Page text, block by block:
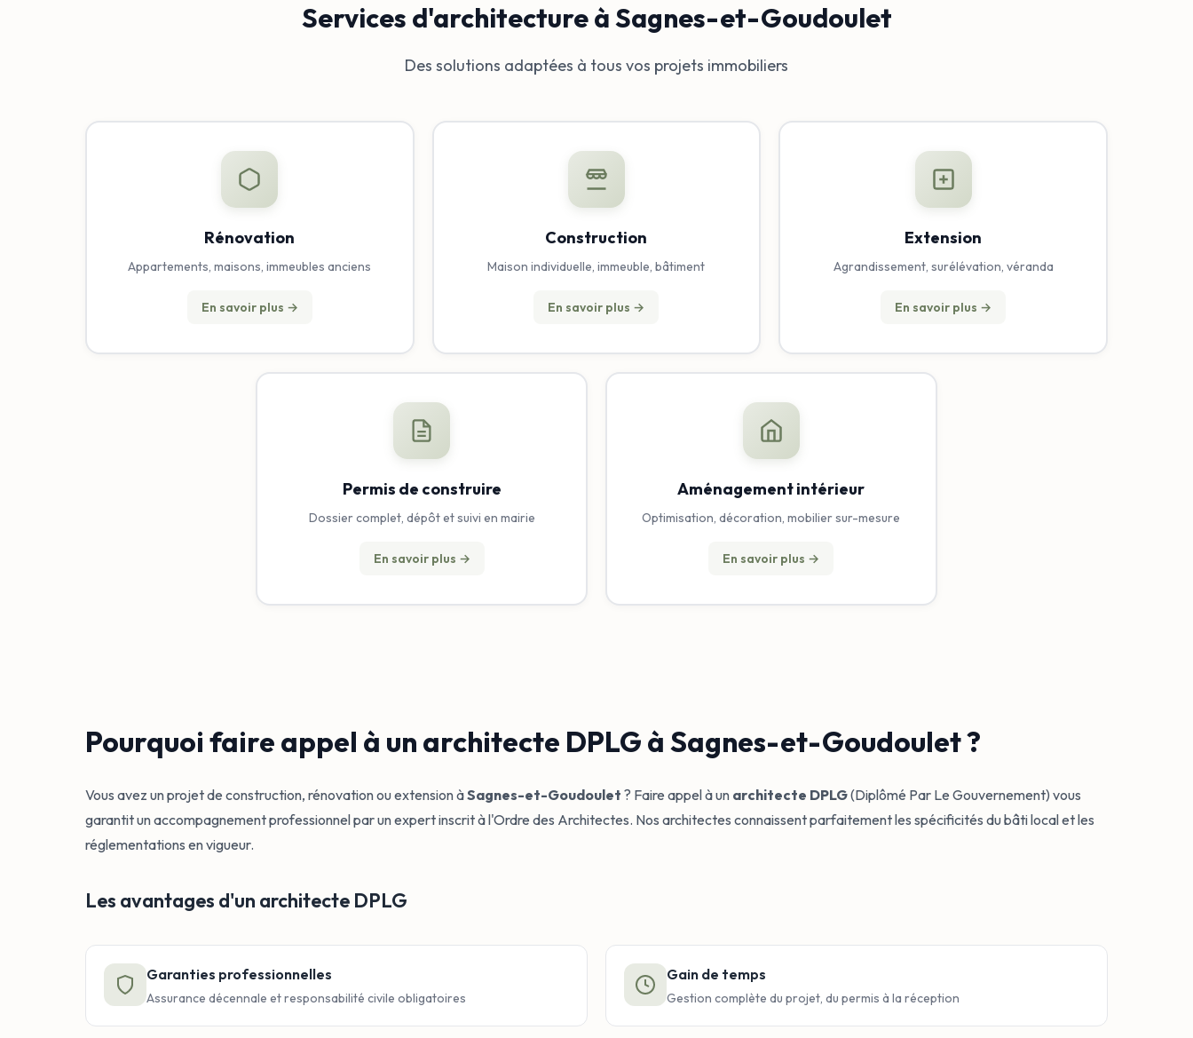
Services d'architecture à Sagnes-et-Goudoulet
Des solutions adaptées à tous vos projets immobiliers
Rénovation
Appartements, maisons, immeubles anciens
En savoir plus →
Construction
Maison individuelle, immeuble, bâtiment
En savoir plus →
Extension
Agrandissement, surélévation, véranda
En savoir plus →
Permis de construire
Dossier complet, dépôt et suivi en mairie
En savoir plus →
Aménagement intérieur
Optimisation, décoration, mobilier sur-mesure
En savoir plus →
Pourquoi faire appel à un architecte DPLG à Sagnes-et-Goudoulet ?
Vous avez un projet de construction, rénovation ou extension àSagnes-et-Goudoulet ? Faire appel à un architecte DPLG(Diplômé Par Le Gouvernement) vous
garantit un accompagnement professionnel par un expert inscrit à l'Ordre des Architectes. Nos architectes connaissent parfaitement les spécificités du bâti local et les
réglementations en vigueur.
Les avantages d'un architecte DPLG
Garanties professionnelles
Assurance décennale et responsabilité civile obligatoires
Gain de temps
Gestion complète du projet, du permis à la réception